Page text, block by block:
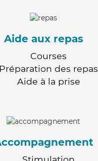
Aide aux repas
Courses
Préparation des repas
Aide à la prise